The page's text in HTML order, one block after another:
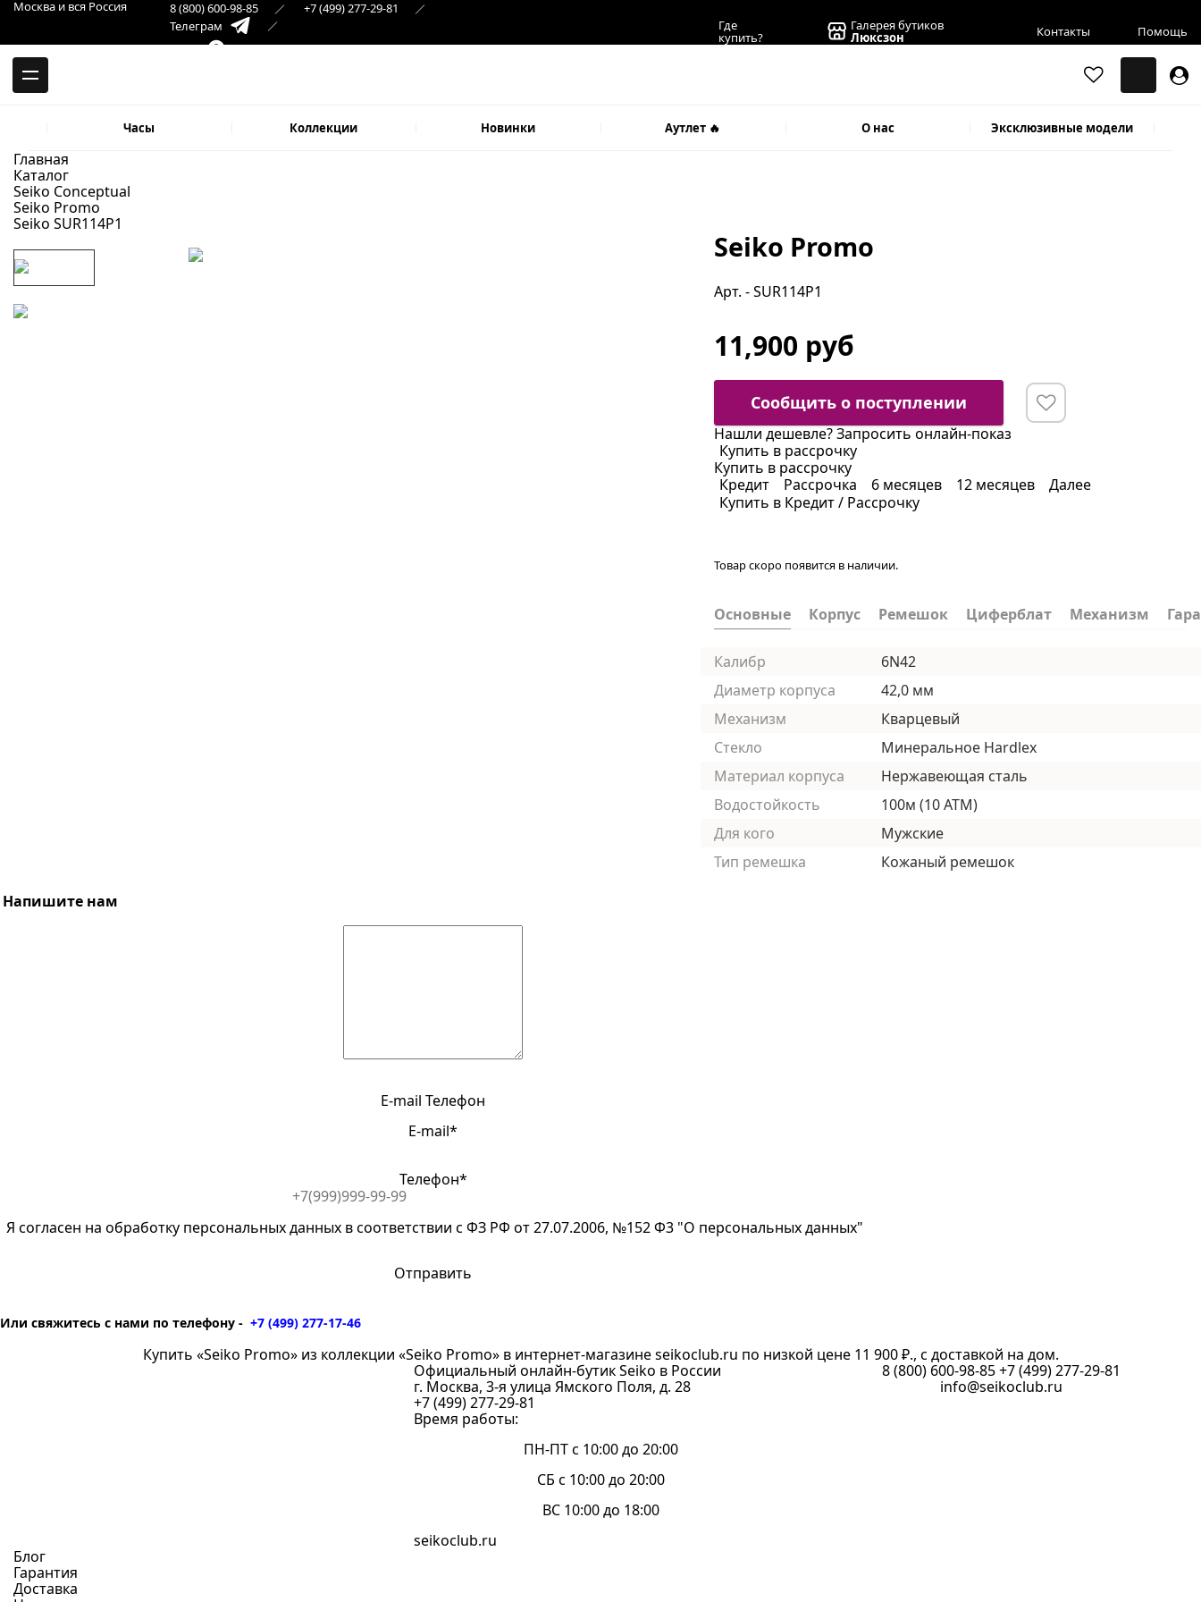
Москва и вся Россия
Самара
8 (846) 379-32-22
8 (800) 600-98-85
+7 (499) 277-29-81
Телеграм
Макс
Где
купить?
Галерея бутиков
Люксзон Контакты Помощь
Часы Коллекции Новинки Аутлет 🔥 О нас Эксклюзивные модели
Главная
Каталог
Seiko Conceptual
Seiko Promo
Seiko SUR114P1
Seiko Promo
Арт. - SUR114P1
11,900 руб
Сообщить о поступлении
Нашли дешевле?Запросить онлайн-показ
Купить в рассрочку
Купить в рассрочку
Кредит
Рассрочка 6 месяцев 12 месяцев
Далее
Купить в Кредит / Рассрочку
Товар скоро появится в наличии.
Основные Корпус Ремешок Циферблат Механизм
Калибр
6N42
Диаметр корпуса
42,0 мм
Механизм
Кварцевый
Стекло
Минеральное Hardlex
Материал корпуса
Нержавеющая сталь
Водостойкость
100м (10 АТМ)
Для кого
Мужские
Тип ремешка
Кожаный ремешок
Напишите нам
E-mail Телефон
E-mail*
Телефон*
Я согласен на обработку персональных данных в соответствии с ФЗ РФ от 27.07.2006, №152 Ф3 "О персональных данных"
Или свяжитесь с нами по телефону - +7 (499) 277-17-46
Купить «Seiko Promo» из коллекции «Seiko Promo» в интернет-магазине seikoclub.ru по низкой цене 11 900 ₽., с доставкой на дом.
Официальный онлайн-бутик Seiko в России
г. Москва, 3-я улица Ямского Поля, д. 28
+7 (499) 277-29-81
Время работы:
ПН-ПТ с 10:00 до 20:00
СБ с 10:00 до 20:00
ВС 10:00 до 18:00
seikoclub.ru
8 (800) 600-98-85 +7 (499) 277-29-81
info@seikoclub.ru
Блог
Гарантия
Доставка